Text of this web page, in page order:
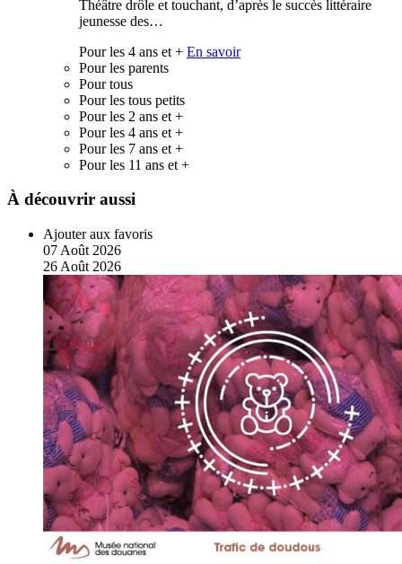
Théâtre drôle et touchant, d’après le succès littéraire
jeunesse des…
Pour les 4 ans et + En savoir
Pour les parents
Pour tous
Pour les tous petits
Pour les 2 ans et +
Pour les 4 ans et +
Pour les 7 ans et +
Pour les 11 ans et +
À découvrir aussi
Ajouter aux favoris
07 Août 2026
26 Août 2026